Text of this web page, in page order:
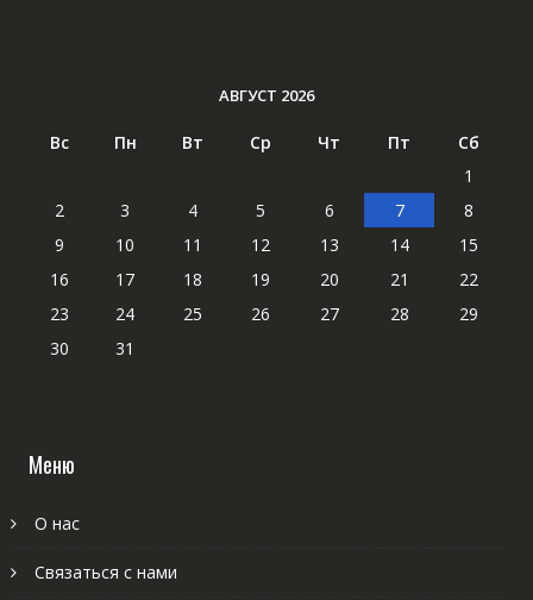
АВГУСТ 2026
Вс Пн Вт Ср Чт Пт
Сб
1
2
3 4 5 6 7
8
9
10 11 12 13 14
15
16
17 18 19 20 21
22
23
24 25 26 27 28
29
30
31
Меню
О нас
Связаться с нами